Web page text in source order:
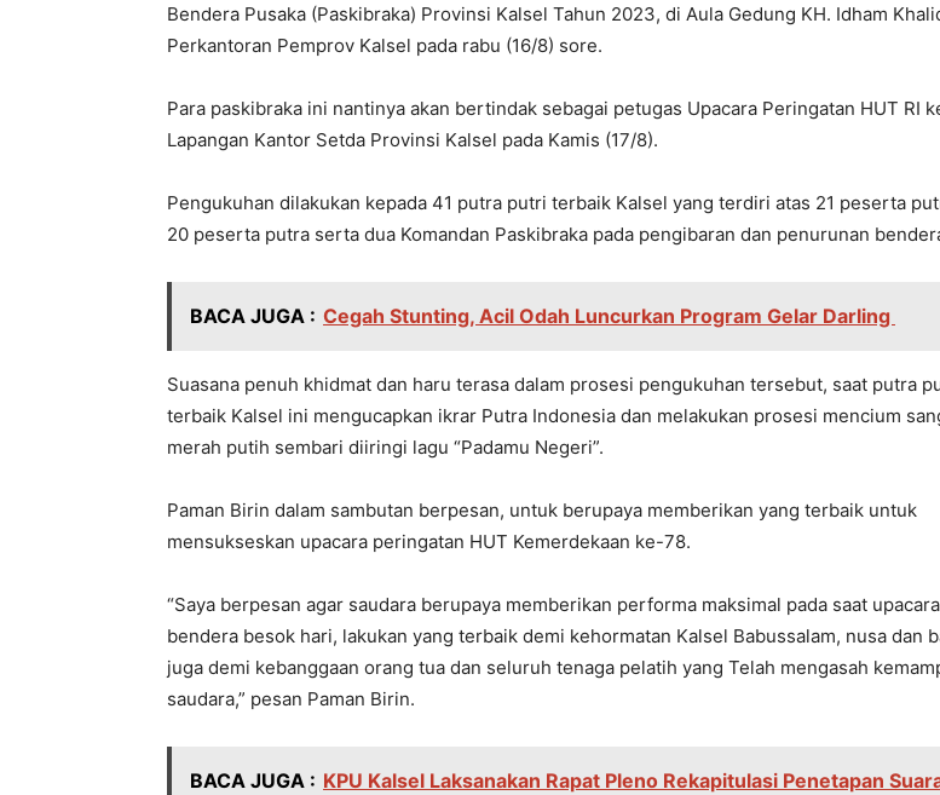
Bendera Pusaka (Paskibraka) Provinsi Kalsel Tahun 2023, di Aula Gedung KH. Idham
Perkantoran Pemprov Kalsel pada rabu (16/8) sore.
Para paskibraka ini nantinya akan bertindak sebagai petugas Upacara Peringatan HUT RI
Lapangan Kantor Setda Provinsi Kalsel pada Kamis (17/8).
Pengukuhan dilakukan kepada 41 putra putri terbaik Kalsel yang terdiri atas 21 peserta
20 peserta putra serta dua Komandan Paskibraka pada pengibaran dan penurunan
BACA JUGA : Cegah Stunting, Acil Odah Luncurkan Program Gelar Darling
Suasana penuh khidmat dan haru terasa dalam prosesi pengukuhan tersebut, saat putra
terbaik Kalsel ini mengucapkan ikrar Putra Indonesia dan melakukan prosesi mencium
merah putih sembari diiringi lagu “Padamu Negeri”.
Paman Birin dalam sambutan berpesan, untuk berupaya memberikan yang terbaik untuk
mensukseskan upacara peringatan HUT Kemerdekaan ke-78.
“Saya berpesan agar saudara berupaya memberikan performa maksimal pada saat upacara
bendera besok hari, lakukan yang terbaik demi kehormatan Kalsel Babussalam, nusa dan
juga demi kebanggaan orang tua dan seluruh tenaga pelatih yang Telah mengasah
saudara,” pesan Paman Birin.
BACA JUGA : KPU Kalsel Laksanakan Rapat Pleno Rekapitulasi Penetapan